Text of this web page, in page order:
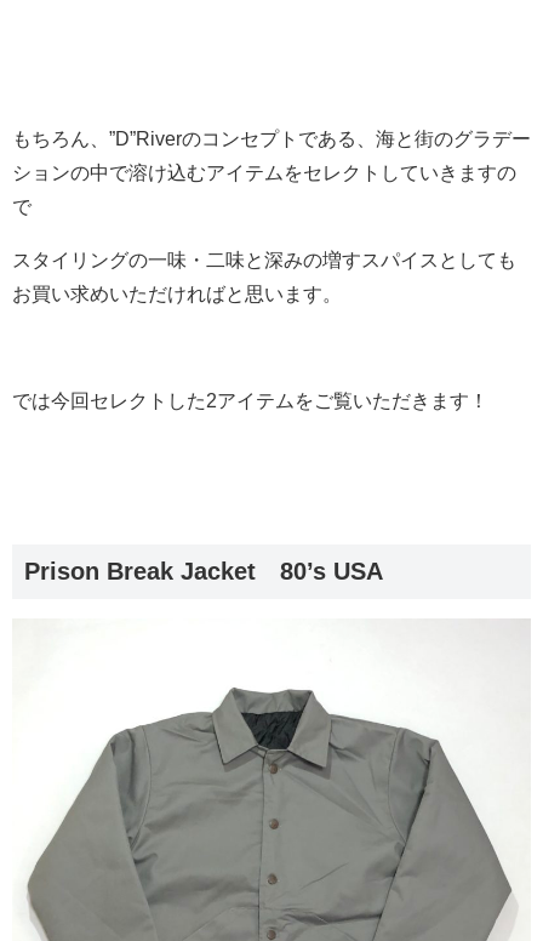
もちろん、”D”Riverのコンセプトである、海と街のグラデー
ションの中で溶け込むアイテムをセレクトしていきますの
で
スタイリングの一味・二味と深みの増すスパイスとしても
お買い求めいただければと思います。
では今回セレクトした2アイテムをご覧いただきます！
Prison Break Jacket 80’s USA